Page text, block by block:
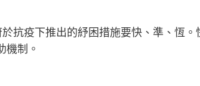
抗疫下推出的紓困措施要快、準、恆
機制。